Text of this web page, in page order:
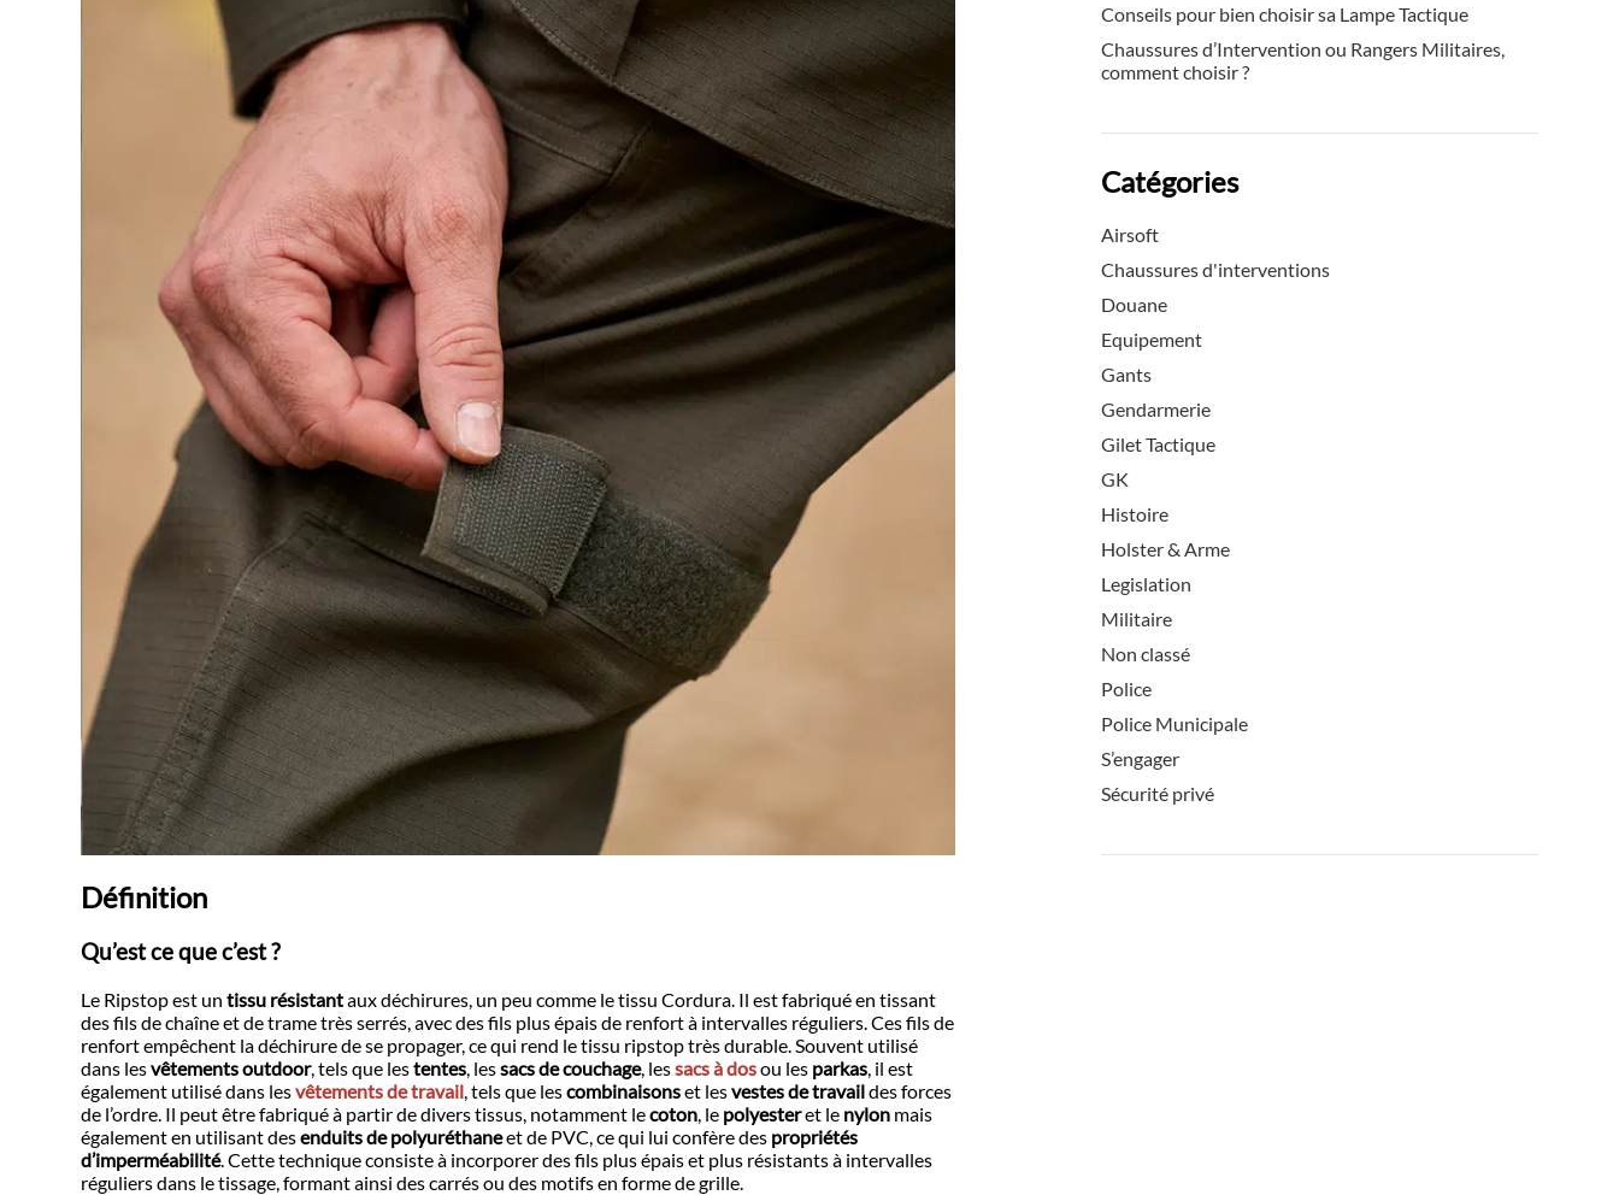
Définition
Qu’est ce que c’est ?
Le Ripstop est untissu résistantaux déchirures, un peu comme le tissu Cordura. Il est fabriqué en tissant
des fils de chaîne et de trame très serrés, avec des fils plus épais de renfort à intervalles réguliers. Ces fils de
renfort empêchent la déchirure de se propager, ce qui rend le tissu ripstop très durable. Souvent utilisé
dans lesvêtements outdoor, tels que lestentes , lessacs de couchage, lessacs à dosou les parkas , il est
également utilisé dans lesvêtements de travail , tels que lescombinaisonset lesvestes de travaildes forces
de l’ordre. Il peut être fabriqué à partir de divers tissus, notamment lecoton , le polyesteret le nylon mais
également en utilisant desenduits de polyuréthaneet de PVC, ce qui lui confère des propriétés
d’imperméabilité. Cette technique consiste à incorporer des fils plus épais et plus résistants à intervalles
réguliers dans le tissage, formant ainsi des carrés ou des motifs en forme de grille.
Conseils pour bien choisir sa Lampe Tactique
Chaussures d’Intervention ou Rangers Militaires,
comment choisir ?
Catégories
Airsoft
Chaussures d'interventions
Douane
Equipement
Gants
Gendarmerie
Gilet Tactique
GK
Histoire
Holster & Arme
Legislation
Militaire
Non classé
Police
Police Municipale
S’engager
Sécurité privé